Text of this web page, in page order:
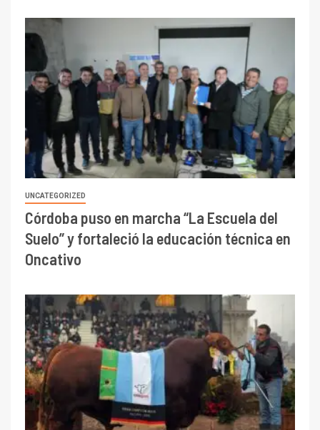
UNCATEGORIZED
Córdoba puso en marcha “La Escuela del
Suelo” y fortaleció la educación técnica en
Oncativo